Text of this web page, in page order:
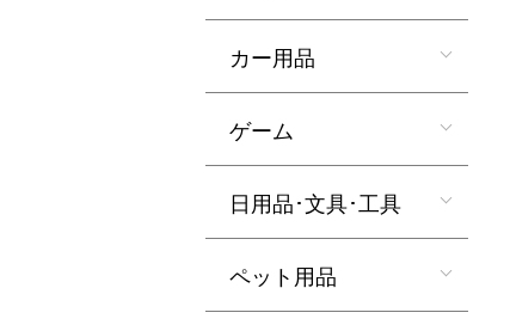
カー用品
ゲーム
日用品･文具･工具
ペット用品